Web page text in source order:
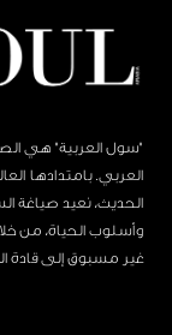
"سول العربية" هي
العربي. بامتدادها
الحديث، نعيد صياغة
وأسلوب الحياة، من
غير مسبوق إلى قادة